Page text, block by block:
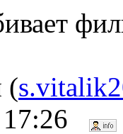
(
17:26